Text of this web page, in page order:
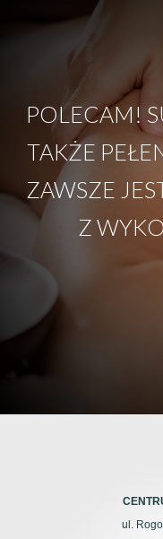
POLECAM!
TAKŻE
ZAWSZE
Z
ul.